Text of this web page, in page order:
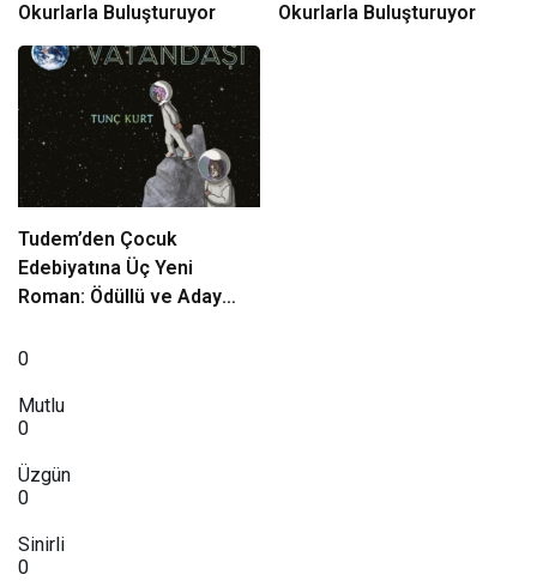
Okurlarla Buluşturuyor
Okurlarla Buluşturuyor
Tudem’den Çocuk
Edebiyatına Üç Yeni
Roman: Ödüllü ve Aday
Buluşuyor
0
Mutlu
0
Üzgün
0
Sinirli
0